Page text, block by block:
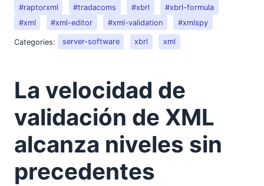
#raptorxml
#tradacoms #xbrl
#xbrl-formula
#xml
#xml-editor #xml-validation #xmlspy
Categories: server-software xbrl xml
La velocidad de
validación de XML
alcanza niveles sin
precedentes